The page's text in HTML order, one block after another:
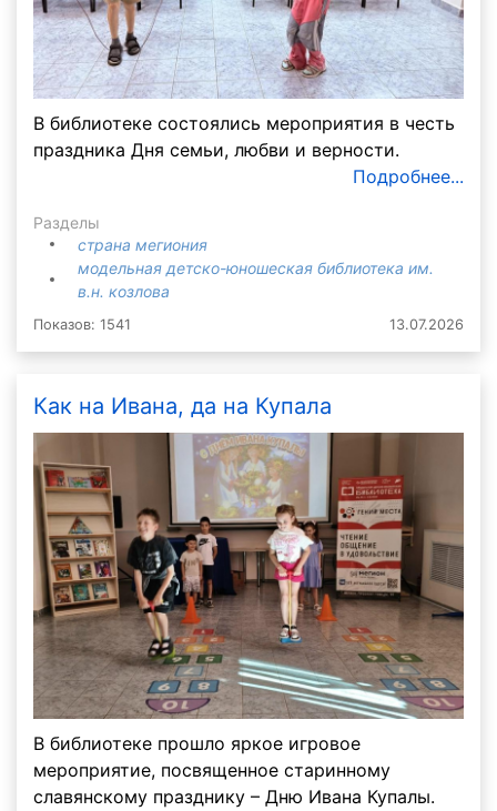
В библиотеке состоялись мероприятия в честь
праздника Дня семьи, любви и верности.
Подробнее...
Разделы
страна мегиония
модельная детско-юношеская библиотека им.
в.н. козлова
Показов: 1541 13.07.2026
Как на Ивана, да на Купала
В библиотеке прошло яркое игровое
мероприятие, посвященное старинному
славянскому празднику – Дню Ивана Купалы.